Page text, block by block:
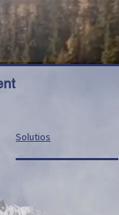
Solutios